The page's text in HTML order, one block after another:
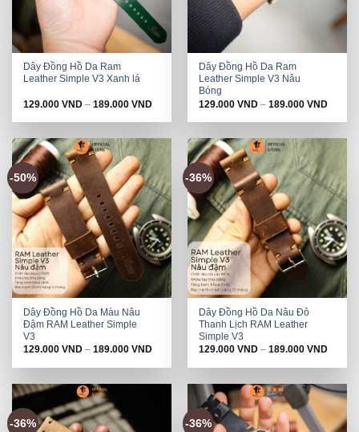
Dây Đồng Hồ Da Ram
Leather Simple V3 Xanh lá
129.000VND –189.000VND
Dây Đồng Hồ Da Ram
Leather Simple V3 Nâu
Bóng
129.000VND –189.000VND
-50%
Dây Đồng Hồ Da Màu Nâu
Đậm RAM Leather Simple
V3
129.000VND –189.000VND
-36%
Dây Đồng Hồ Da Nâu Đỏ
Thanh Lịch RAM Leather
Simple V3
129.000VND –189.000VND
-36% -36%